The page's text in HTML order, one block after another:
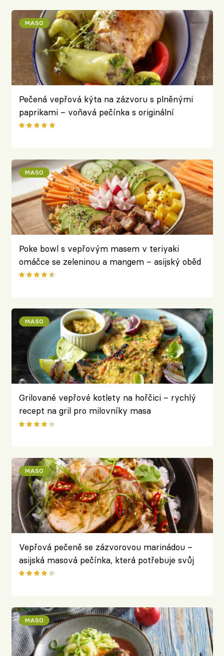
MASO
Pečená vepřová kýta na zázvoru s plněnými
paprikami – voňavá pečínka s originální
přílohou
MASO
Poke bowl s vepřovým masem v teriyaki
omáčce se zeleninou a mangem – asijský oběd
do krabičky
MASO
Grilované vepřové kotlety na hořčici – rychlý
recept na gril pro milovníky masa
MASO
Vepřová pečeně se zázvorovou marinádou –
asijská masová pečínka, která potřebuje svůj
čas
MASO